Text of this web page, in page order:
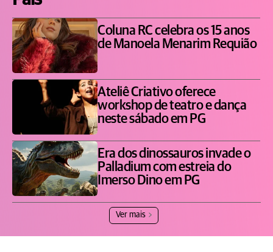
Coluna RC celebra os 15 anos
de Manoela Menarim Requião
Ateliê Criativo oferece
workshop de teatro e dança
neste sábado em PG
Era dos dinossauros invade o
Palladium com estreia do
Imerso Dino em PG
Ver mais